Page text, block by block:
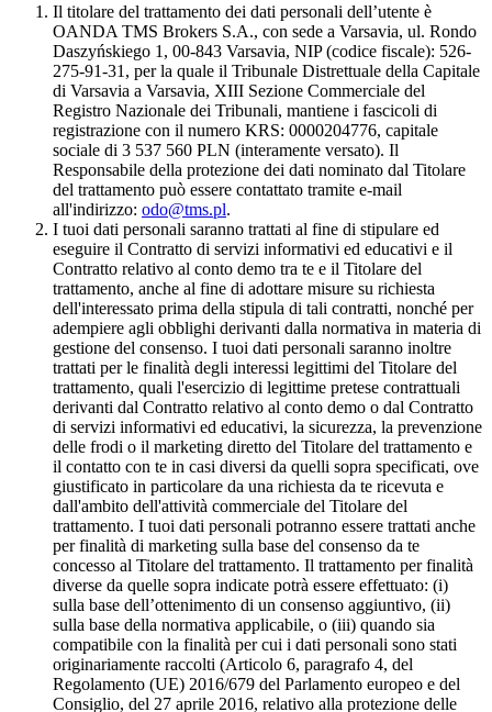
Il titolare del trattamento dei dati personali dell’utente è
OANDA TMS Brokers S.A., con sede a Varsavia, ul. Rondo
Daszyńskiego 1, 00-843 Varsavia, NIP (codice fiscale): 526-
275-91-31, per la quale il Tribunale Distrettuale della Capitale
di Varsavia a Varsavia, XIII Sezione Commerciale del
Registro Nazionale dei Tribunali, mantiene i fascicoli di
registrazione con il numero KRS: 0000204776, capitale
sociale di 3 537 560 PLN (interamente versato). Il
Responsabile della protezione dei dati nominato dal Titolare
del trattamento può essere contattato tramite e-mail
all'indirizzo: odo@tms.pl.
I tuoi dati personali saranno trattati al fine di stipulare ed
eseguire il Contratto di servizi informativi ed educativi e il
Contratto relativo al conto demo tra te e il Titolare del
trattamento, anche al fine di adottare misure su richiesta
dell'interessato prima della stipula di tali contratti, nonché per
adempiere agli obblighi derivanti dalla normativa in materia di
gestione del consenso. I tuoi dati personali saranno inoltre
trattati per le finalità degli interessi legittimi del Titolare del
trattamento, quali l'esercizio di legittime pretese contrattuali
derivanti dal Contratto relativo al conto demo o dal Contratto
di servizi informativi ed educativi, la sicurezza, la prevenzione
delle frodi o il marketing diretto del Titolare del trattamento e
il contatto con te in casi diversi da quelli sopra specificati, ove
giustificato in particolare da una richiesta da te ricevuta e
dall'ambito dell'attività commerciale del Titolare del
trattamento. I tuoi dati personali potranno essere trattati anche
per finalità di marketing sulla base del consenso da te
concesso al Titolare del trattamento. Il trattamento per finalità
diverse da quelle sopra indicate potrà essere effettuato: (i)
sulla base dell’ottenimento di un consenso aggiuntivo, (ii)
sulla base della normativa applicabile, o (iii) quando sia
compatibile con la finalità per cui i dati personali sono stati
originariamente raccolti (Articolo 6, paragrafo 4, del
Regolamento (UE) 2016/679 del Parlamento europeo e del
Consiglio, del 27 aprile 2016, relativo alla protezione delle